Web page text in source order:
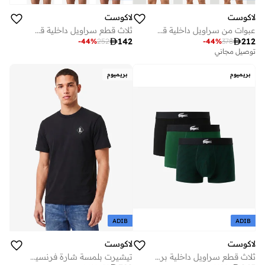
لاكوست
عبوات من سراويل داخلية قطنية مريحة
212
378
-44%
توصيل مجاني
لاكوست
ثلاث قطع سراويل داخلية قطنية مطاطية
142
252
-44%
بريميوم
ADIB
لاكوست
ثلاث قطع سراويل داخلية برسومات أساسية
بريميوم
ADIB
لاكوست
تيشيرت بلمسة شارة فرنسية الصنع